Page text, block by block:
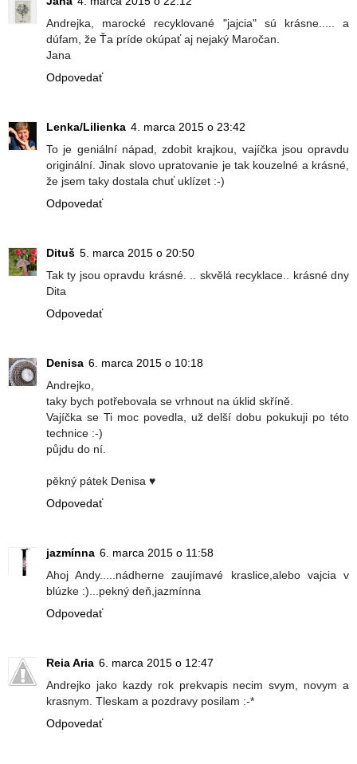
Andrejka, marocké recyklované "jajcia" sú krásne..... a
dúfam, že Ťa príde okúpať aj nejaký Maročan.
Jana
Odpovedať
Lenka/Lilienka 4. marca 2015 o 23:42
To je geniální nápad, zdobit krajkou, vajíčka jsou opravdu
originální. Jinak slovo upratovanie je tak kouzelné a krásné,
že jsem taky dostala chuť uklízet :-)
Odpovedať
Dituš 5. marca 2015 o 20:50
Tak ty jsou opravdu krásné. .. skvělá recyklace.. krásné dny
Dita
Odpovedať
Denisa 6. marca 2015 o 10:18
Andrejko,
taky bych potřebovala se vrhnout na úklid skříně.
Vajíčka se Ti moc povedla, už delší dobu pokukuji po této
technice :-)
půjdu do ní.
pěkný pátek Denisa ♥
Odpovedať
jazmínna 6. marca 2015 o 11:58
Ahoj Andy.....nádherne zaujímavé kraslice,alebo vajcia v
blúzke :)...pekný deň,jazmínna
Odpovedať
Reia Aria 6. marca 2015 o 12:47
Andrejko jako kazdy rok prekvapis necim svym, novym a
krasnym. Tleskam a pozdravy posilam :-*
Odpovedať